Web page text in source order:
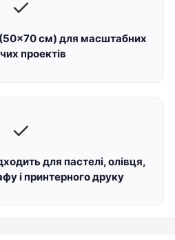
✓
см) для масштабних
проектів
✓
для пастелі, олівця,
і принтерного друку